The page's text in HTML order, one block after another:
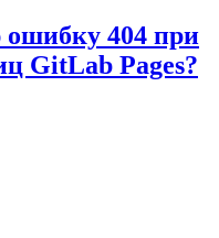
404 при
GitLab Pages?